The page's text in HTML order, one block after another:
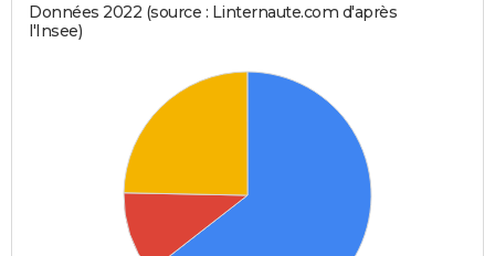
Données 2022 (source : Linternaute.com d'après
l'Insee)